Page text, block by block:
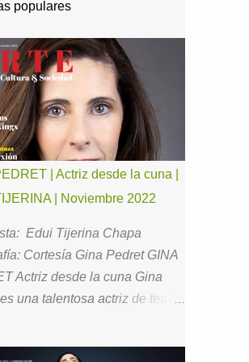
populares
| Actriz desde la cuna |
| Noviembre 2022
Edui Tijerina Chapa
Cortesía Gina Pedret GINA
Actriz desde la cuna Gina
una talentosa actriz de teatro,